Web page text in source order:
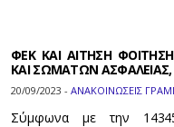
ΦΕΚ ΚΑΙ ΑΙΤΗΣΗ
ΚΑΙ ΣΩΜΑΤΩΝ ΑΣΦΑΛΕΙΑΣ,
20/09/2023 - ΑΝΑΚΟΙΝΩΣΕΙΣ
Σύμφωνα με την